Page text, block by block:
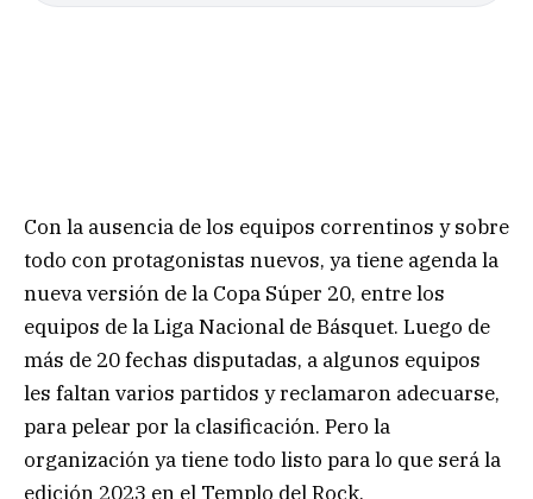
Con la ausencia de los equipos correntinos y sobre
todo con protagonistas nuevos, ya tiene agenda la
nueva versión de la Copa Súper 20, entre los
equipos de la Liga Nacional de Básquet. Luego de
más de 20 fechas disputadas, a algunos equipos
les faltan varios partidos y reclamaron adecuarse,
para pelear por la clasificación. Pero la
organización ya tiene todo listo para lo que será la
edición 2023 en el Templo del Rock.